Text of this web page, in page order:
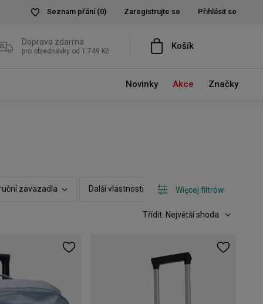
Seznam přání (0) Zaregistrujte se Přihlásit se
Doprava zdarma
pro objednávky od 1 749 Kč Košík
Novinky Akce Značky
zavazadla Další vlastnosti Možnost rozšíření
Więcej filtrów
Třídit: Největší shoda